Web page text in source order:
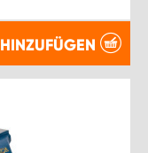
HINZUFÜGEN